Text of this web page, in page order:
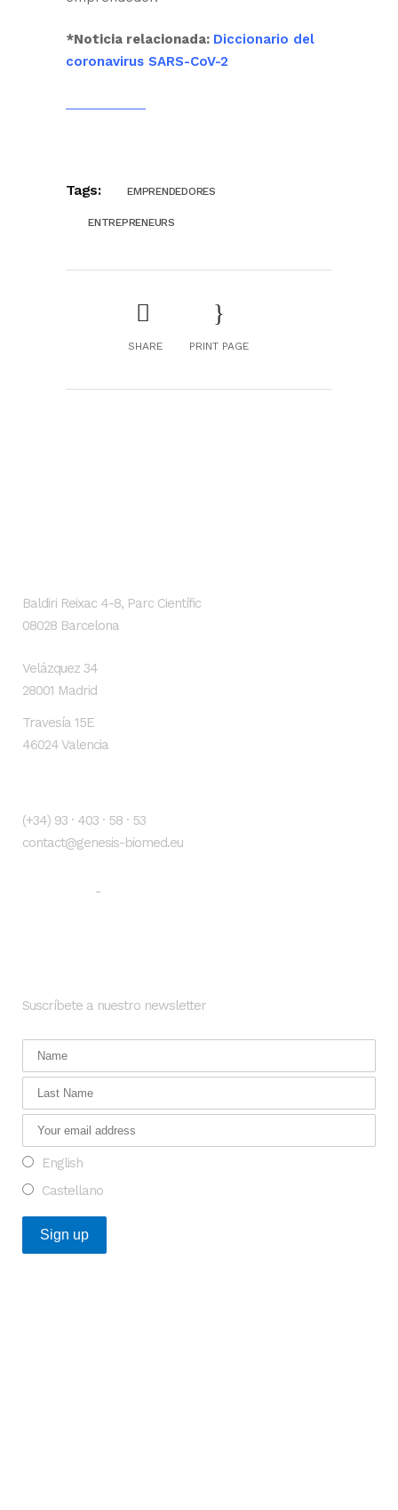
*Noticia relacionada: Diccionario del
coronavirus SARS-CoV-2
Tags: EMPRENDEDORES
ENTREPRENEURS
SHARE PRINT PAGE
Baldiri Reixac 4-8, Parc Científic
08028 Barcelona
Velázquez 34
28001 Madrid
Travesía 15E
46024 Valencia
(+34) 93 · 403 · 58 · 53
contact@genesis-biomed.eu
-
Suscríbete a nuestro newsletter
English
Castellano